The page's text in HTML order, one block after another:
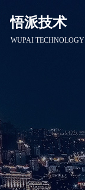
悟派技术
WUPAI TECHNOLOGY